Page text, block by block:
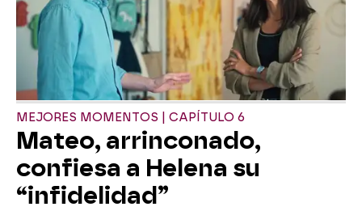
MEJORES MOMENTOS | CAPÍTULO 6
Mateo, arrinconado,
confiesa a Helena su
“infidelidad”